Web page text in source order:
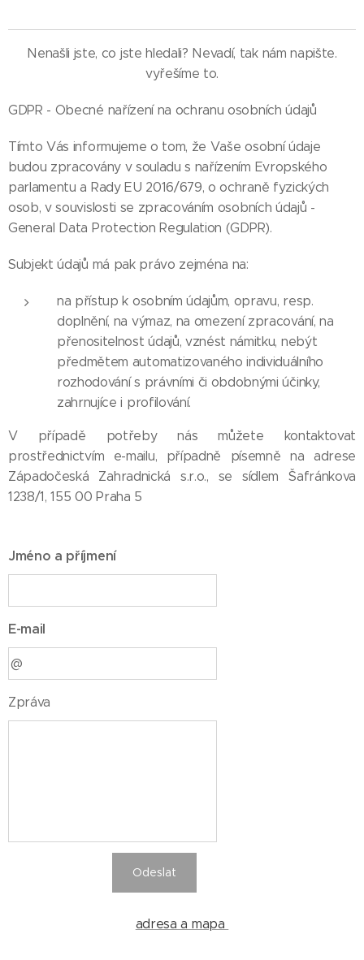
Nenašli jste, co jste hledali? Nevadí, tak nám napište.
vyřešíme to.
GDPR - Obecné nařízení na ochranu osobních údajů
Tímto Vás informujeme o tom, že Vaše osobní údaje
budou zpracovány v souladu s nařízením Evropského
parlamentu a Rady EU 2016/679, o ochraně fyzických
osob, v souvislosti se zpracováním osobních údajů -
General Data Protection Regulation (GDPR).
Subjekt údajů má pak právo zejména na:
na přístup k osobním údajům, opravu, resp.
doplnění, na výmaz, na omezení zpracování, na
přenositelnost údajů, vznést námitku, nebýt
předmětem automatizovaného individuálního
rozhodování s právními či obdobnými účinky,
zahrnujíce i profilování.
V případě potřeby nás můžete kontaktovat
prostřednictvím e-mailu, případně písemně na adrese
Západočeská Zahradnická s.r.o., se sídlem Šafránkova
1238/1, 155 00 Praha 5
Jméno a příjmení
E-mail
Zpráva
Odeslat
adresa a mapa